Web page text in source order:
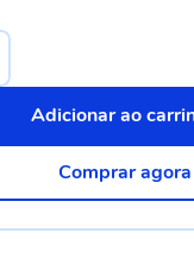
Adicionar ao
Comprar agora